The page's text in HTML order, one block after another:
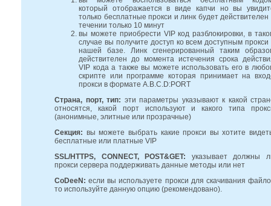
который отображается в виде капчи но вы
только бесплатные прокси и линк будет действителен
течении только 10 минут
вы можете приобрести VIP код разблокировки, в
случае вы получите доступ ко всем доступным прокси
нашей базе. Линк сгенерированный таким
действителен до момента истечения срока
VIP кода а также вы можете использовать его в
скрипте или программе которая принимает на
прокси в формате A.B.C.D:PORT
Страна, порт, тип: эти параметры указывают к какой
относятся, какой порт используют и какого типа
(анонимные, элитные или прозрачные)
Секция: вы можете выбрать какие прокси вы хотите
бесплатные или платные VIP
SSL/HTTPS, CONNECT, POST&GET: указывает должны
прокси сервера поддерживать данные методы или нет
CoDeeN: если вы используете прокси для скачивания
то используйте данную опцию (рекомендовано).